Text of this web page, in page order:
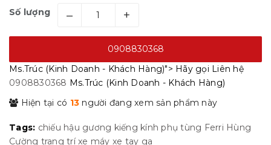
Số lượng – +
0908830368
Ms.Trúc (Kinh Doanh - Khách Hàng)"> Hãy gọi Liên hệ
0908830368 Ms.Trúc (Kinh Doanh - Khách Hàng)
Hiện tại có 13 người đang xem sản phẩm này
Tags: chiếu hậu gương kiếng kính phụ tùng Ferri Hùng
Cường trang trí xe máy xe tay ga